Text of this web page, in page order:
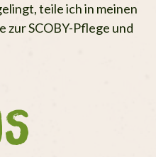
teile ich in meinen
zur SCOBY-Pflege und